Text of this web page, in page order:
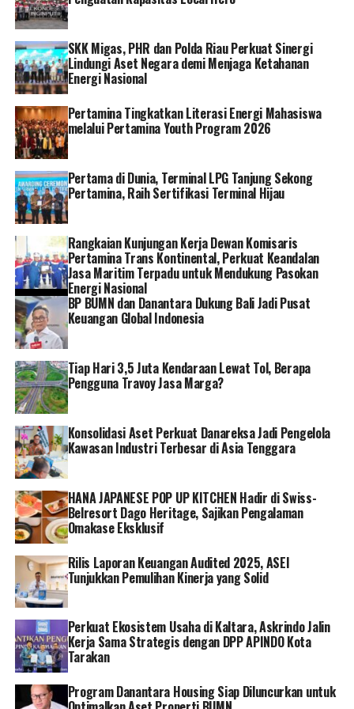
hadiah dapat dilakukan di jaringan kantor yang
melakukan transaksi Western Union setelah periode
program.
Disampaikan Widi, dengan diluncurkannya program
Remittance Reward
dapat memberikan apresiasi kepada nasabahnya atas
kepercayaan dan penggunaan layanan Western Union,
serta mendorong lebih banyak lagi transaksi remittance
melalui jaringan bankbjb .
“Dengan program
bank
bjb
remittanceserta memberikan apresiasi kepada nasabah
yang aktif bertransaksi melalui bankbjb,”ucap Widi. []
RELATED TOPICS: BANK BJB
SKK Migas, PHR dan Polda Riau Perkuat Sinergi
Lindungi Aset Negara demi Menjaga Ketahanan
Energi Nasional
Pertamina Tingkatkan Literasi Energi Mahasiswa
melalui Pertamina Youth Program 2026
Pertama di Dunia, Terminal LPG Tanjung Sekong
Pertamina, Raih Sertifikasi Terminal Hijau
Rangkaian Kunjungan Kerja Dewan Komisaris
Pertamina Trans Kontinental, Perkuat Keandalan
Jasa Maritim Terpadu untuk Mendukung Pasokan
Energi Nasional
BP BUMN dan Danantara Dukung Bali Jadi Pusat
Keuangan Global Indonesia
Tiap Hari 3,5 Juta Kendaraan Lewat Tol, Berapa
Pengguna Travoy Jasa Marga?
Konsolidasi Aset Perkuat Danareksa Jadi Pengelola
Kawasan Industri Terbesar di Asia Tenggara
HANA JAPANESE POP UP KITCHEN Hadir di Swiss-
Belresort Dago Heritage, Sajikan Pengalaman
Omakase Eksklusif
Rilis Laporan Keuangan Audited 2025, ASEI
Tunjukkan Pemulihan Kinerja yang Solid
Perkuat Ekosistem Usaha di Kaltara, Askrindo Jalin
Kerja Sama Strategis dengan DPP APINDO Kota
Tarakan
Program Danantara Housing Siap Diluncurkan untuk